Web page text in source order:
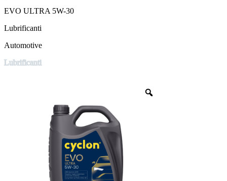
EVO ULTRA 5W-30
Lubrificanti
Automotive
Lubrificanti